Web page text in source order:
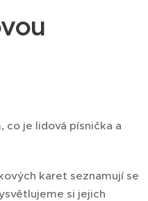
co je lidová písnička a
karet seznamují se
si jejich